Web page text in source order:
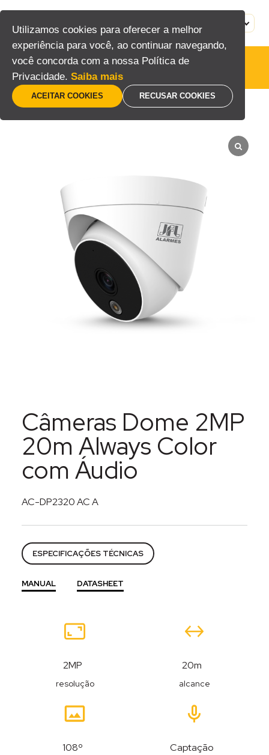
Utilizamos cookies para oferecer a melhor
experiência para você, ao continuar navegando,
você concorda com a nossa Política de
Privacidade. Saiba mais
RECUSAR COOKIES
ACEITAR COOKIES
conteúdo
Câmeras
Home / Segurança eletrônica / CFTV / Câmeras
Câmeras Dome 2MP
20m Always Color
com Áudio
AC-DP2320 AC A
ESPECIFICAÇÕES TÉCNICAS
MANUAL DATASHEET
Recursos
resolução
2MP
alcance
20m
108º Captação